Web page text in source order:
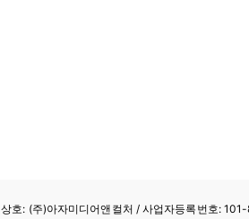
상호: (주)아자미디어앤컬처 /사업자등록번호: